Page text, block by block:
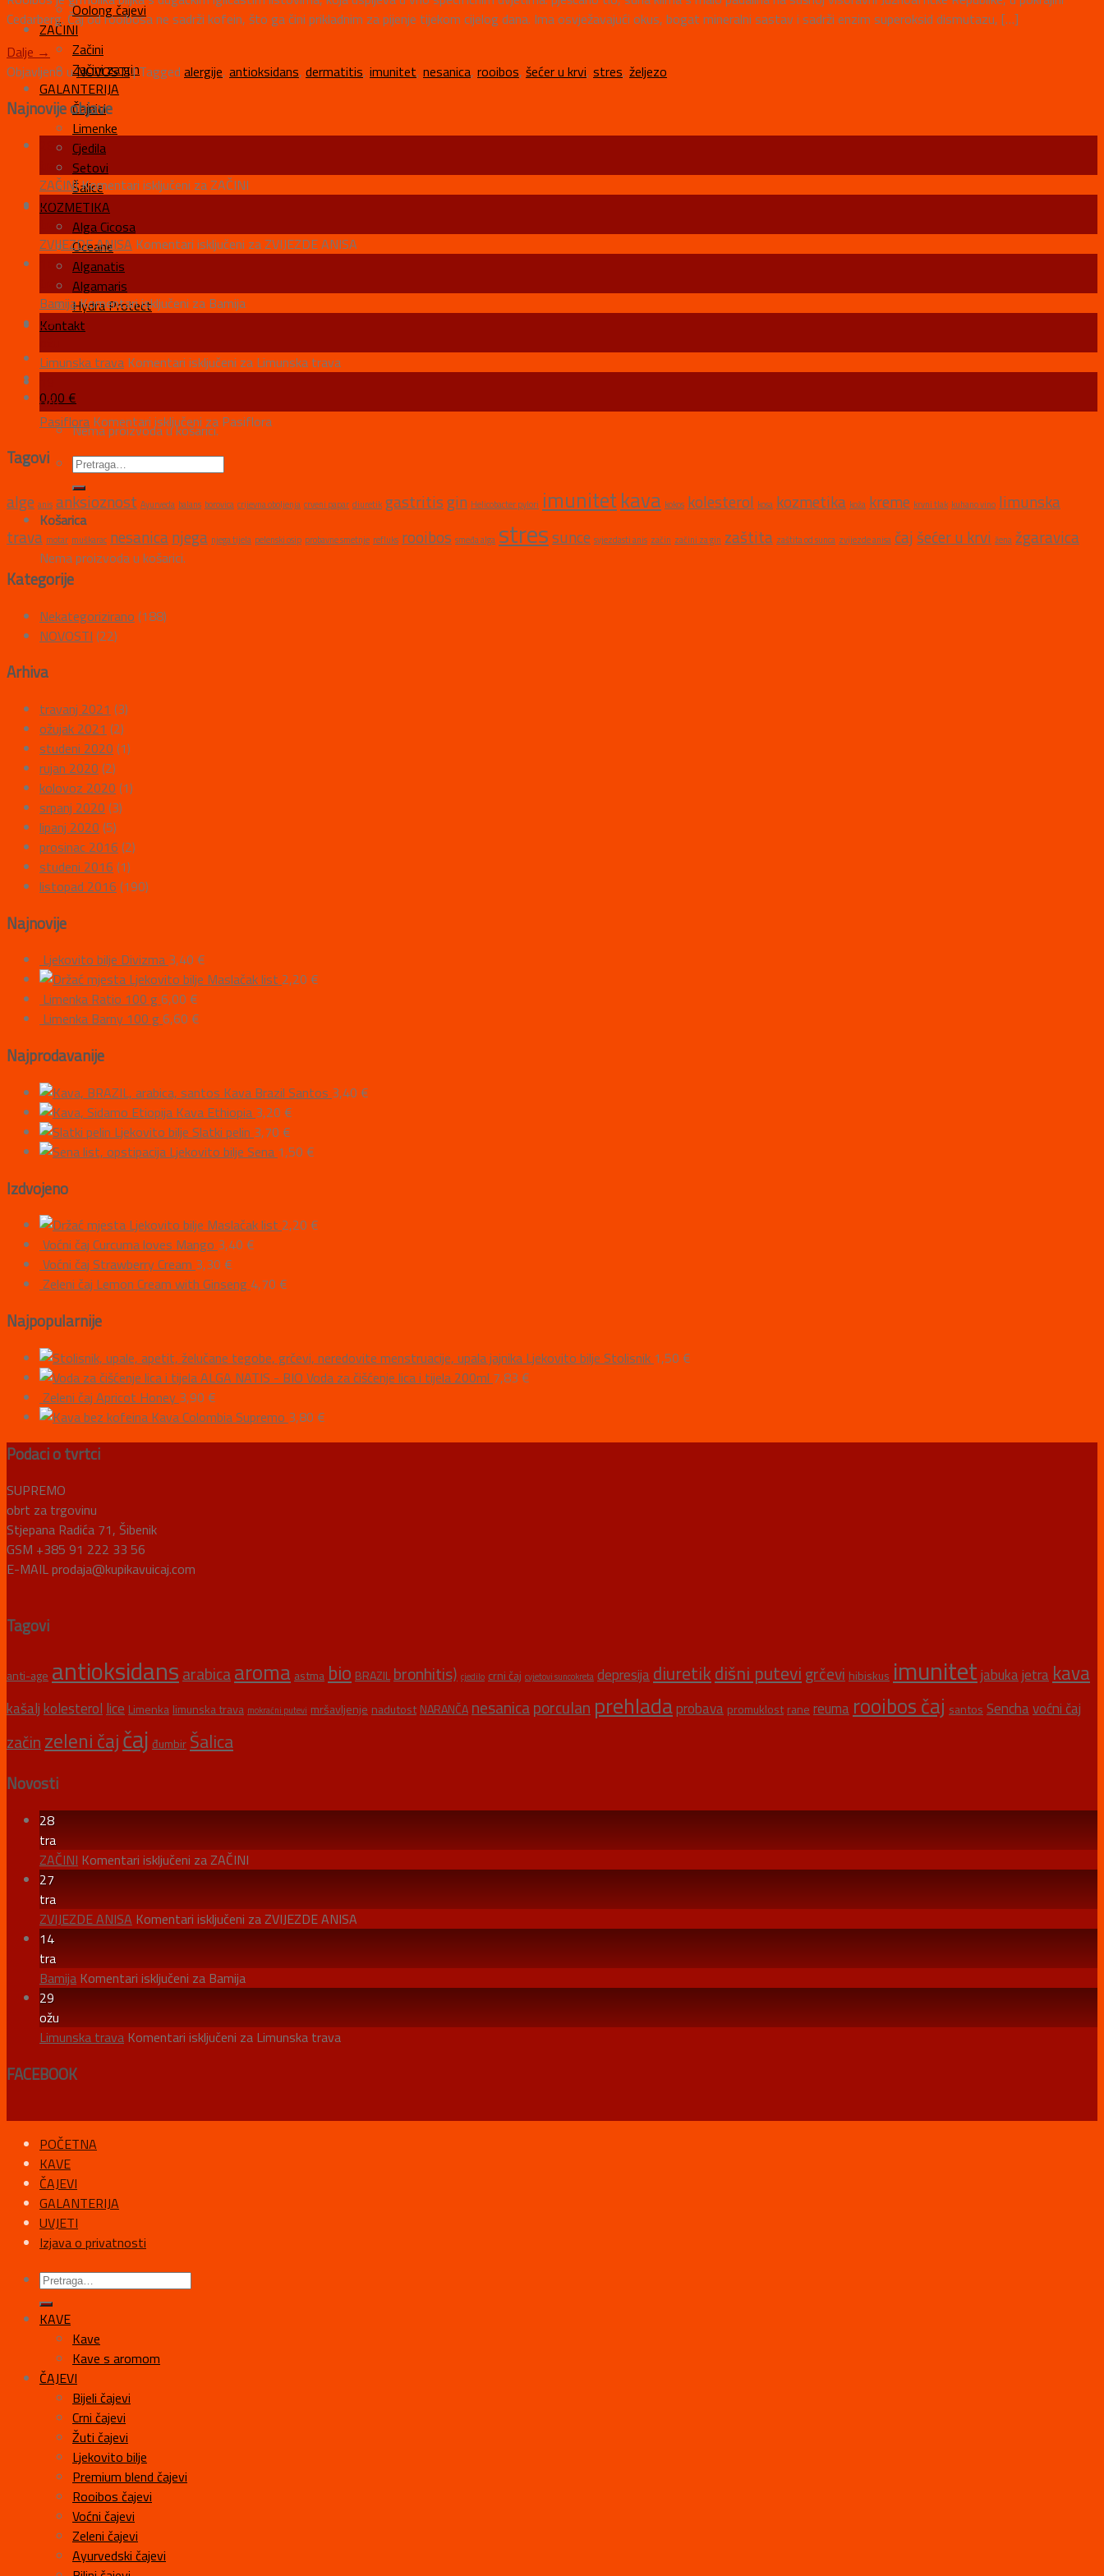
Oolong čajevi
ZAČINI
Začini
Začini za gin
GALANTERIJA
Čajnici
Limenke
Cjedila
Setovi
Šalice
KOZMETIKA
Alga Cicosa
Oceane
Alganatis
Algamaris
Hydra Protect
Kontakt
0,00 €
Nema proizvoda u košarici.
Košarica
Nema proizvoda u košarici.
Cedarberg. Čaj od rooibosa ne sadrži kofein, što ga čini prikladnim za pijenje tijekom cijelog dana. Ima osvježavajući okus, bogat mineralni sastav i sadrži enzim superoksid dismutazu, […]
Dalje →
Objavljeno uNOVOSTI|Tagged alergije, antioksidans, dermatitis, imunitet, nesanica, rooibos, šećer u krvi, stres, željezo
Najnovije objave
ZAČINIKomentari isključeni za ZAČINI
27
ZVIJEZDE ANISA Komentari isključeni za ZVIJEZDE ANISA
BamijaKomentari isključeni za Bamija
29
Limunska trava Komentari isključeni za Limunska trava
ožu
Pasiflora Komentari isključeni za Pasiflora
Tagovi
alge anis anksioznost Ayurveda balans borovica crijevna oboljenja crveni papar diuretik gastritisgin Helicobacter pylori imunitetkava kokos kolesterol kosa kozmetika koža kreme krvni tlak kuhano vino limunska
trava motar muškarac nesanicanjega njega tijela pelenski osip probavne smetnje refluks rooibos smeđa alga stressunce svjezdasti anis začin začini za gin zaštita zaštita od sunca zvijezde anisa čaj šećer u krvi žena žgaravica
Kategorije
Nekategorizirano (188)
NOVOSTI (22)
Arhiva
travanj 2021 (3)
ožujak 2021 (2)
studeni 2020 (1)
rujan 2020 (2)
kolovoz 2020 (1)
srpanj 2020 (3)
lipanj 2020 (5)
prosinac 2016 (2)
studeni 2016 (1)
listopad 2016 (190)
Najnovije
Ljekovito bilje Divizma 3,40 €
Ljekovito bilje Maslačak list 2,20 €
Limenka Ratio 100 g 6,00 €
Limenka Barny 100 g 6,60 €
Najprodavanije
Kava Brazil Santos 3,40 €
Kava Ethiopia 3,20 €
Ljekovito bilje Slatki pelin 3,70 €
Ljekovito bilje Sena 1,50 €
Izdvojeno
Ljekovito bilje Maslačak list 2,20 €
Voćni čaj Curcuma loves Mango 3,40 €
Voćni čaj Strawberry Cream 3,30 €
Zeleni čaj Lemon Cream with Ginseng 4,70 €
Najpopularnije
Ljekovito bilje Stolisnik 1,50 €
ALGA NATIS - BIO Voda za čišćenje lica i tijela 200ml 7,83 €
Zeleni čaj Apricot Honey 3,90 €
Kava Colombia Supremo 3,80 €
Podaci o tvrtci
SUPREMO
obrt za trgovinu
Stjepana Radića 71, Šibenik
GSM +385 91 222 33 56
E-MAIL prodaja@kupikavuicaj.com
Tagovi
anti-age antioksidans arabicaaroma astma bio BRAZIL bronhitis) cjedilo crni čaj cvjetovi suncokreta depresijadiuretikdišni putevi grčevi hibiskus imunitetjabukajetra kava
kašaljkolesterol lice Limenka limunska trava mokraćni putevi mršavljenje nadutost NARANČA nesanicaporculan prehladaprobava promuklost rane reuma rooibos čaj santos Senchavoćni čaj
začin zeleni čajčaj đumbir Šalica
Novosti
28
tra
ZAČINI Komentari isključeni za ZAČINI
27
tra
ZVIJEZDE ANISA Komentari isključeni za ZVIJEZDE ANISA
14
tra
Bamija Komentari isključeni za Bamija
29
ožu
Limunska trava Komentari isključeni za Limunska trava
FACEBOOK
POČETNA
KAVE
ČAJEVI
GALANTERIJA
UVJETI
Izjava o privatnosti
KAVE
Kave
Kave s aromom
ČAJEVI
Bijeli čajevi
Crni čajevi
Žuti čajevi
Ljekovito bilje
Premium blend čajevi
Rooibos čajevi
Voćni čajevi
Zeleni čajevi
Ayurvedski čajevi